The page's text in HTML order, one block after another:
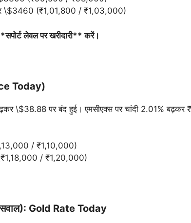
(₹1,01,800 / ₹1,03,000)
लेवल पर खरीदारी** करें।
Today)
\$38.88 पर बंद हुई। एमसीएक्स पर चांदी 2.01% बढ़कर
/ ₹1,10,000)
/ ₹1,20,000)
: Gold Rate Today